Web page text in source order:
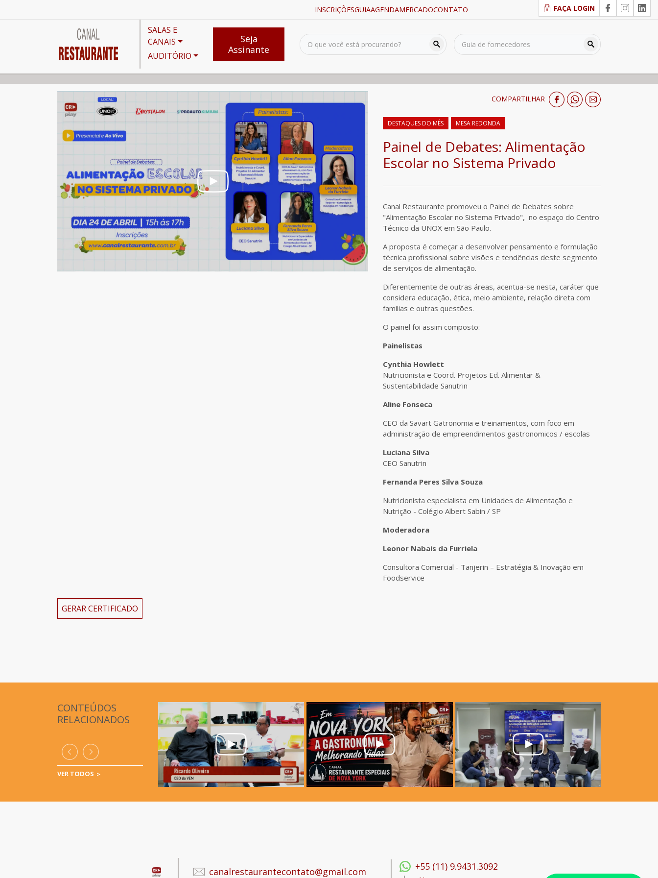
INSCRIÇÕESGUIAAGENDAMERCADOCONTATO FAÇA LOGIN
SALAS E
CANAIS
AUDITÓRIO
Seja
Assinante
COMPARTILHAR
DESTAQUES DO MÊS MESA REDONDA
Painel de Debates: Alimentação
Escolar no Sistema Privado
Canal Restaurante promoveu o Painel de Debates sobre
"Alimentação Escolar no Sistema Privado", no espaço do Centro
Técnico da UNOX em São Paulo.
A proposta é começar a desenvolver pensamento e formulação
técnica profissional sobre visões e tendências deste segmento
de serviços de alimentação.
Diferentemente de outras áreas, acentua-se nesta, caráter que
considera educação, ética, meio ambiente, relação direta com
famílias e outras questões.
O painel foi assim composto:
Painelistas
Cynthia Howlett
Nutricionista e Coord. Projetos Ed. Alimentar &
Sustentabilidade Sanutrin
Aline Fonseca
CEO da Savart Gatronomia e treinamentos, com foco em
administração de empreendimentos gastronomicos / escolas
Luciana Silva
CEO Sanutrin
Fernanda Peres Silva Souza
Nutricionista especialista em Unidades de Alimentação e
Nutrição - Colégio Albert Sabin / SP
Moderadora
Leonor Nabais da Furriela
Consultora Comercial - Tanjerin – Estratégia & Inovação em
Foodservice
GERAR CERTIFICADO
CONTEÚDOS
RELACIONADOS
VER TODOS
canalrestaurantecontato@gmail.com +55 (11) 9.9431.3092